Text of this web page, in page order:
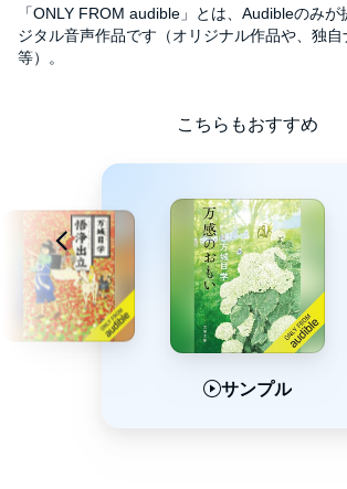
「ONLY FROM audible」とは、Audibleのみ
ジタル音声作品です（オリジナル作品や、独
等）。
こちらもおすすめ
サンプル